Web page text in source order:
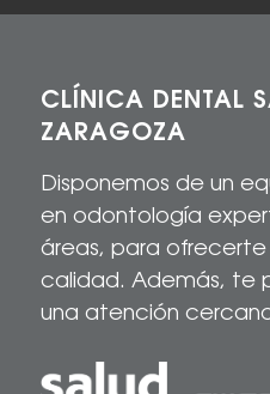
CLÍNICA DENTAL
ZARAGOZA
Disponemos de un
en odontología
áreas, para ofrecerte
calidad. Además, te
una atención